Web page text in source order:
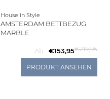
House in Style
AMSTERDAM BETTBEZUG
MARBLE
Ab €153,95€219,95
PRODUKT ANSEHEN